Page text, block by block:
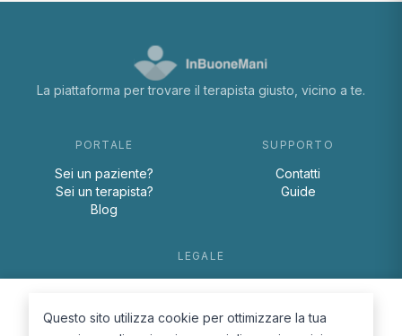
La piattaforma per trovare il terapista giusto, vicino a te.
PORTALE
Sei un paziente?
Sei un terapista?
Blog
SUPPORTO
Contatti
Guide
LEGALE
Cookie Policy
Questo sito utilizza cookie per ottimizzare la tua